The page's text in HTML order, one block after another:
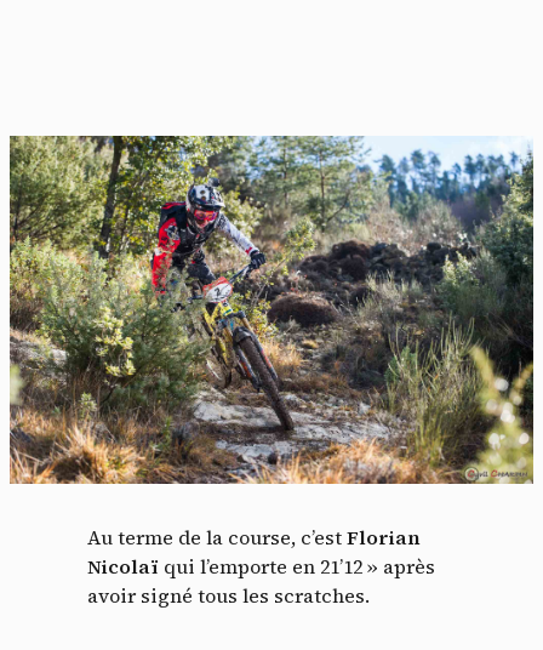
Au terme de la course, c’estFlorian
Nicolaï qui l’emporte en 21’12 » après
avoir signé tous les scratches.